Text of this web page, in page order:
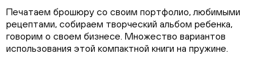
Печатаем брошюру со своим портфолио, любимыми
рецептами, собираем творческий альбом ребенка,
говорим о своем бизнесе. Множество вариантов
использования этой компактной книги на пружине.